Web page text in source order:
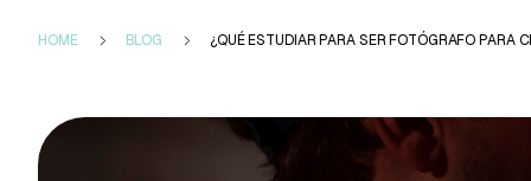
HOME BLOG ¿QUÉ ESTUDIAR PARA SER FOTÓGRAFO PARA